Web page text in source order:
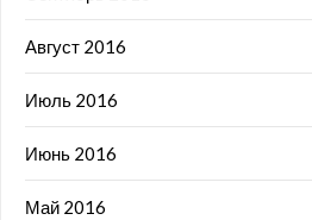
Август 2016
Июль 2016
Июнь 2016
Май 2016